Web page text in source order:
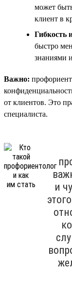
может
клиент в
Гибкость
быстро
знаниями
Важно:
от клиентов. Это
специалиста.
и